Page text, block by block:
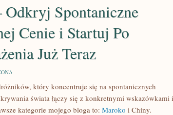
Spontaniczne
Cenie i Startuj Po
Już Teraz
który koncentruje się na spontanicznych
świata łączy się z konkretnymi wskazówkami i
kategorie mojego bloga to: Maroko i Chiny.